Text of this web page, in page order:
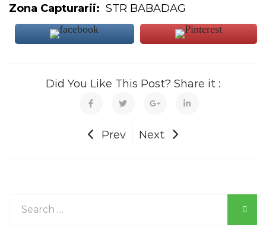
Zona Capturarii: STR BABADAG
Did You Like This Post? Share it :
Prev Next